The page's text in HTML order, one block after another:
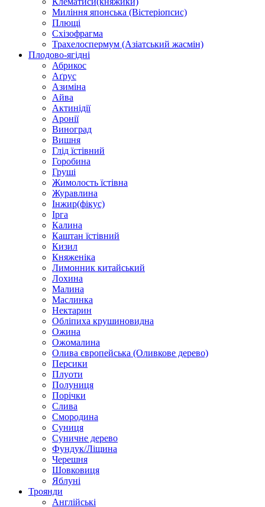
Миління японська (Вістеріопсис)
Плющі
Схізофрагма
Трахелоспермум (Азіатський жасмін)
Плодово-ягідні
Абрикос
Аґрус
Азиміна
Айва
Актинідії
Аронії
Виноград
Вишня
Глід їстівний
Горобина
Груші
Жимолость їстівна
Журавлина
Інжир(фікус)
Ірга
Калина
Каштан їстівний
Кизил
Княженіка
Лимонник китайський
Лохина
Малина
Маслинка
Нектарин
Обліпиха крушиновидна
Ожина
Ожомалина
Олива європейська (Оливкове дерево)
Персики
Плуоти
Полуниця
Порічки
Слива
Смородина
Суниця
Суничне дерево
Фундук/Ліщина
Черешня
Шовковиця
Яблуні
Троянди
Англійські